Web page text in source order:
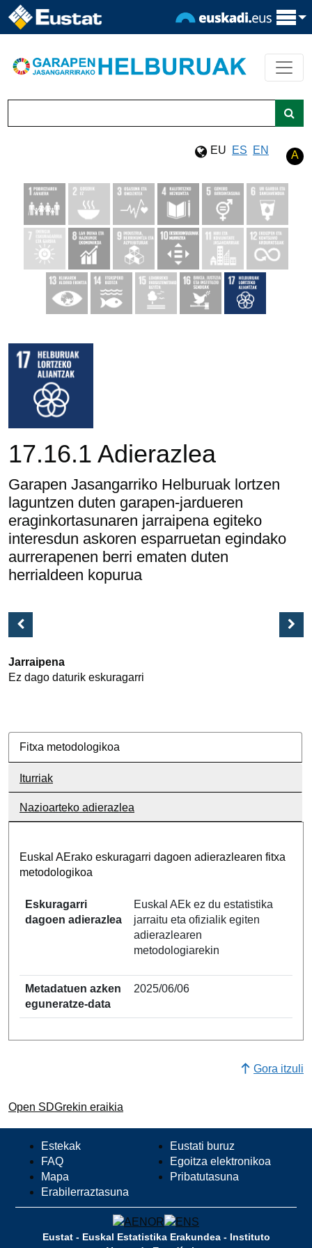
EU ES EN A
17.16.1 Adierazlea
Garapen Jasangarriko Helburuak lortzen
laguntzen duten garapen-jardueren
eraginkortasunaren jarraipena egiteko
interesdun askoren esparruetan egindako
aurrerapenen berri ematen duten
herrialdeen kopurua
Jarraipena
Ez dago daturik eskuragarri
Fitxa metodologikoa
Iturriak
Nazioarteko adierazlea
Euskal AErako eskuragarri dagoen adierazlearen fitxa
metodologikoa
Eskuragarri
dagoen adierazlea
Euskal AEk ez du estatistika
jarraitu eta ofizialik egiten
adierazlearen
metodologiarekin
Metadatuen azken
eguneratze-data
2025/06/06
Gora itzuli
Open SDGrekin eraikia
Estekak
FAQ
Mapa
Erabilerraztasuna
Eustati buruz
Egoitza elektronikoa
Pribatutasuna
Eustat - Euskal Estatistika Erakundea - Instituto